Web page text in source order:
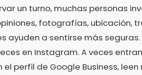
un turno, muchas personas
fotografías, ubicación,
ayuden a sentirse más
en Instagram. A veces
el perfil de Google Business, leen